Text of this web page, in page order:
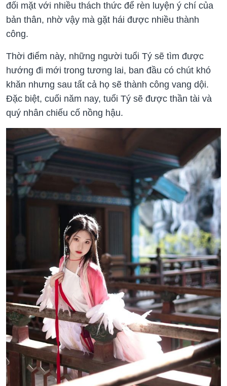
đối mặt với nhiều thách thức để rèn luyện ý chí của
bản thân, nhờ vậy mà gặt hái được nhiều thành
công.
Thời điểm này, những người tuổi Tý sẽ tìm được
hướng đi mới trong tương lai, ban đầu có chút khó
khăn nhưng sau tất cả họ sẽ thành công vang dội.
Đặc biệt, cuối năm nay, tuổi Tý sẽ được thần tài và
quý nhân chiếu cố nồng hậu.